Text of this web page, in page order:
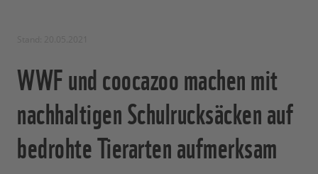
WWF und coocazoo machen mit
nachhaltigen Schulrucksäcken auf
bedrohte Tierarten aufmerksam